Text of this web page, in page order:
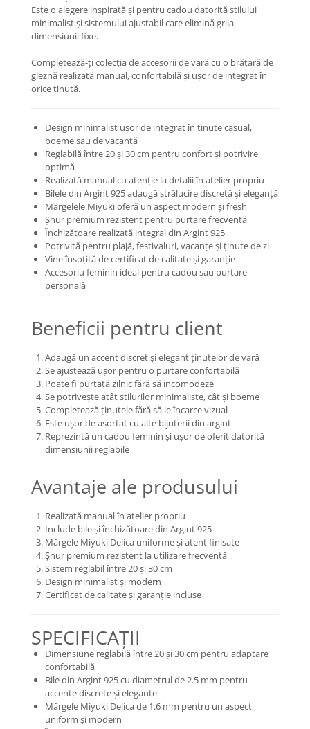
semiprețioase
Brățări elastice cu pietre
BRĂȚĂRI DE PICIOR
Brățări de picior din Aur
COLIERE
Coliere cu mărgele colorate și
Argint
Coliere cu pietre semiprețioase
Este o alegere inspirată și pentru cadou datorită stilului
minimalist și sistemului ajustabil care elimină grija
dimensiunii fixe.
Completează-ți colecția de accesorii de vară cu o brățară de
gleznă realizată manual, confortabilă și ușor de integrat în
orice ținută.
Design minimalist ușor de integrat în ținute casual,
boeme sau de vacanță
Reglabilă între 20 și 30 cm pentru confort și potrivire
optimă
Realizată manual cu atenție la detalii în atelier propriu
Bilele din Argint 925 adaugă strălucire discretă și eleganță
Mărgelele Miyuki oferă un aspect modern și fresh
Șnur premium rezistent pentru purtare frecventă
Închizătoare realizată integral din Argint 925
Potrivită pentru plajă, festivaluri, vacanțe și ținute de zi
Vine însoțită de certificat de calitate și garanție
Accesoriu feminin ideal pentru cadou sau purtare
personală
Beneficii pentru client
Adaugă un accent discret și elegant ținutelor de vară
Se ajustează ușor pentru o purtare confortabilă
Poate fi purtată zilnic fără să incomodeze
Se potrivește atât stilurilor minimaliste, cât și boeme
Completează ținutele fără să le încarce vizual
Este ușor de asortat cu alte bijuterii din argint
Reprezintă un cadou feminin și ușor de oferit datorită
dimensiunii reglabile
Avantaje ale produsului
Realizată manual în atelier propriu
Include bile și închizătoare din Argint 925
Mărgele Miyuki Delica uniforme și atent finisate
Șnur premium rezistent la utilizare frecventă
Sistem reglabil între 20 și 30 cm
Design minimalist și modern
Certificat de calitate și garanție incluse
SPECIFICAȚII
Dimensiune reglabilă între 20 și 30 cm pentru adaptare
confortabilă
Bile din Argint 925 cu diametrul de 2.5 mm pentru
accente discrete și elegante
Mărgele Miyuki Delica de 1.6 mm pentru un aspect
uniform și modern